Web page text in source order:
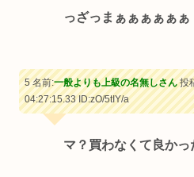
っざっまぁぁぁぁぁぁ
5 名前:一般よりも上級の名無しさん投
04:27:15.33ID:zO/5tIY/a
マ？買わなくて良かっ